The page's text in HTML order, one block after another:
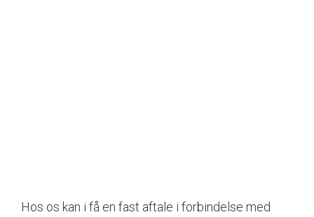
Hos os kan i få en fast aftale i forbindelse med